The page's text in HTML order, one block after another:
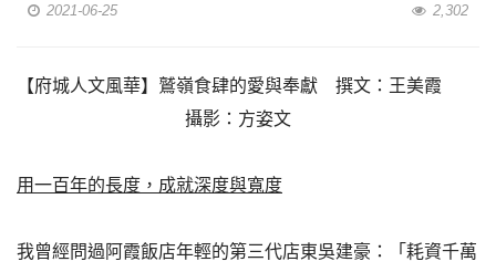
2021-06-25 2,302
【府城人文風華】鷲嶺食肆的愛與奉獻 撰文：王美霞
攝影：方姿文
用一百年的長度，成就深度與寬度
我曾經問過阿霞飯店年輕的第三代店東吳建豪：「耗資千萬